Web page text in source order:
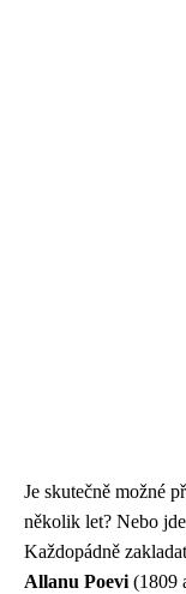
Je skutečně možné
několik let? Nebo
Každopádně
Allanu Poevi (1809